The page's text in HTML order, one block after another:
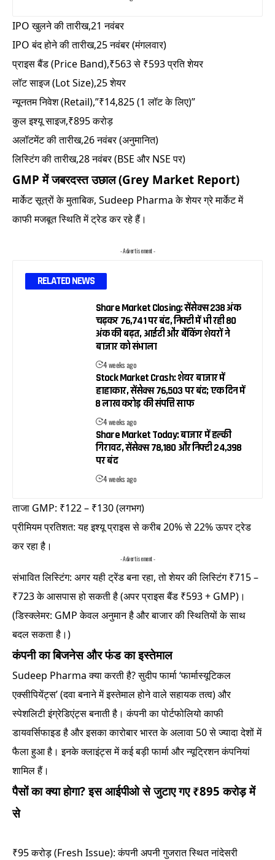
IPO खुलने की तारीख,21 नवंबर
IPO बंद होने की तारीख,25 नवंबर (मंगलवार)
प्राइस बैंड (Price Band),₹563 से ₹593 प्रति शेयर
लॉट साइज (Lot Size),25 शेयर
न्यूनतम निवेश (Retail),”₹14,825 (1 लॉट के लिए)”
कुल इश्यू साइज,₹895 करोड़
अलॉटमेंट की तारीख,26 नवंबर (अनुमानित)
लिस्टिंग की तारीख,28 नवंबर (BSE और NSE पर)
GMP में जबरदस्त उछाल (Grey Market Report)
मार्केट सूत्रों के मुताबिक, Sudeep Pharma के शेयर ग्रे मार्केट में
काफी मजबूत स्थिति में ट्रेड कर रहे हैं।
- Advertisement -
RELATED NEWS
Share Market Closing: सेंसेक्स 238 अंक
चढ़कर 76,741 पर बंद, निफ्टी में भी रही 80
अंक की बढ़त, आईटी और बैंकिंग शेयरों ने
बाजार को संभाला
4 weeks ago
Stock Market Crash: शेयर बाजार में
हाहाकार, सेंसेक्स 76,503 पर बंद; एक दिन में
₹8 लाख करोड़ की संपत्ति साफ
4 weeks ago
Share Market Today: बाजार में हल्की
गिरावट, सेंसेक्स 78,180 और निफ्टी 24,398
पर बंद
4 weeks ago
ताजा GMP: ₹122 – ₹130 (लगभग)
प्रीमियम प्रतिशत: यह इश्यू प्राइस से करीब 20% से 22% ऊपर ट्रेड
कर रहा है।
- Advertisement -
संभावित लिस्टिंग: अगर यही ट्रेंड बना रहा, तो शेयर की लिस्टिंग ₹715 –
₹723 के आसपास हो सकती है (अपर प्राइस बैंड ₹593 + GMP)।
(डिस्क्लेमर: GMP केवल अनुमान है और बाजार की स्थितियों के साथ
बदल सकता है।)
कंपनी का बिजनेस और फंड का इस्तेमाल
Sudeep Pharma क्या करती है? सुदीप फार्मा ‘फार्मास्यूटिकल
एक्सीपियेंट्स’ (दवा बनाने में इस्तेमाल होने वाले सहायक तत्व) और
स्पेशलिटी इंग्रेडिएंट्स बनाती है। कंपनी का पोर्टफोलियो काफी
डायवर्सिफाइड है और इसका कारोबार भारत के अलावा 50 से ज्यादा देशों में
फैला हुआ है। इनके क्लाइंट्स में कई बड़ी फार्मा और न्यूट्रिशन कंपनियां
शामिल हैं।
पैसों का क्या होगा? इस आईपीओ से जुटाए गए ₹895 करोड़ में
से
₹95 करोड़ (Fresh Issue): कंपनी अपनी गुजरात स्थित नांदेसरी